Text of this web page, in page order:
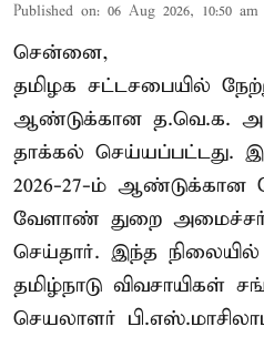
Published on: 06 Aug 2026, 10:50 am
சென்னை,
தமிழக சட்டசபையில்
ஆண்டுக்கான த.வெ.க.
தாக்கல் செய்யப்பட்டது.
2026-27-ம்
வேளாண் துறை
செய்தார். இந்த நிலையில்
தமிழ்நாடு விவசாயிகள்
செயலாளர்